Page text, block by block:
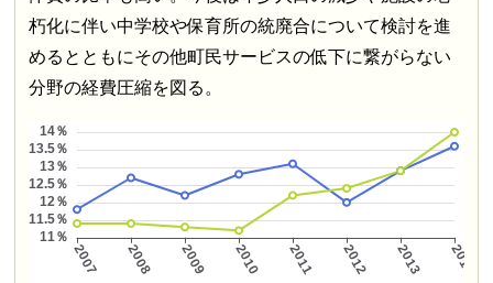
朽化に伴い中学校や保育所の統廃合について検討を進
めるとともにその他町民サービスの低下に繋がらない
分野の経費圧縮を図る。